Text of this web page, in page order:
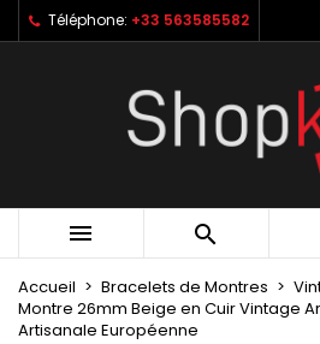
Téléphone: +33 563585582
 
Accueil Bracelets de Montres
Montre 26mm Beige en Cuir Vintage
Artisanale Européenne
My wishlists
Create new list
Créer une liste
Nom de la liste d'envies
Annuler
Connexion
Vous devez être connecté
à votre liste d'envies.